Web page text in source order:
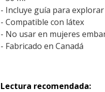
- Incluye guía para
- Compatible con látex
- No usar en mujeres
- Fabricado en Canadá
Lectura recomendada: